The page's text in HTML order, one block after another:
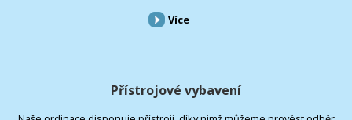
Více
Přístrojové vybavení